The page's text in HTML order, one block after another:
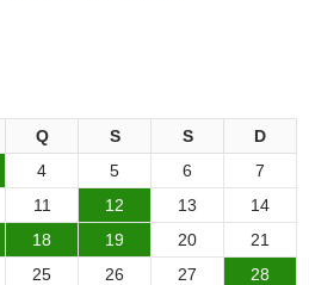
Q S S
D
4 5 6
7
11 12 13
14
18 19 20
21
25 26 27
28